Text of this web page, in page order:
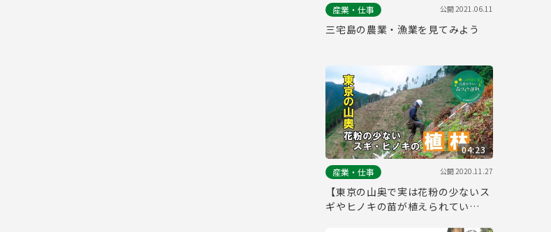
産業・仕事
公開2021.06.11
三宅島の農業・漁業を見てみよう
04:23
産業・仕事
公開2020.11.27
【東京の山奥で実は花粉の少ないス
ギやヒノキの苗が植えられてい